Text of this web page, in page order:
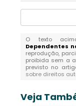
O texto
Dependentes
reprodução,
proibida sem a
previsto no
sobre direitos
Veja